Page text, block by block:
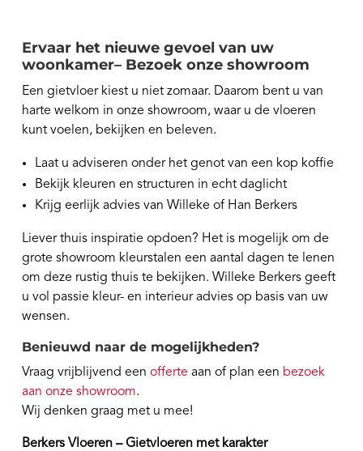
Ervaar het nieuwe gevoel van uw
woonkamer– Bezoek onze showroom
Een gietvloer kiest u niet zomaar. Daarom bent u van
harte welkom in onze showroom, waar u de vloeren
kunt voelen, bekijken en beleven.
Laat u adviseren onder het genot van een kop koffie
Bekijk kleuren en structuren in echt daglicht
Krijg eerlijk advies van Willeke of Han Berkers
Liever thuis inspiratie opdoen? Het is mogelijk om de
grote showroom kleurstalen een aantal dagen te lenen
om deze rustig thuis te bekijken. Willeke Berkers geeft
u vol passie kleur- en interieur advies op basis van uw
wensen.
Benieuwd naar de mogelijkheden?
Vraag vrijblijvend eenofferte aan of plan een bezoek
aan onze showroom.
Wij denken graag met u mee!
Berkers Vloeren – Gietvloeren met karakter